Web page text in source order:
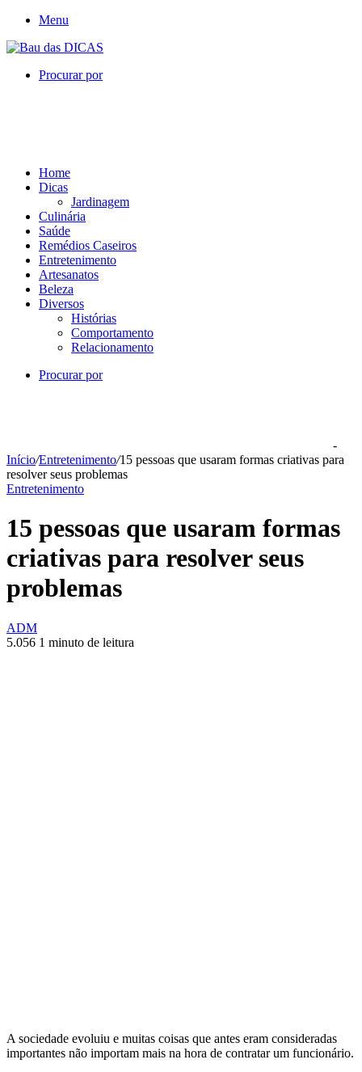
Menu
Procurar por
Home
Dicas
Jardinagem
Culinária
Saúde
Remédios Caseiros
Entretenimento
Artesanatos
Beleza
Diversos
Histórias
Comportamento
Relacionamento
Procurar por
-
Início/Entretenimento/15 pessoas que usaram formas criativas para
resolver seus problemas
Entretenimento
15 pessoas que usaram formas
criativas para resolver seus
problemas
ADM
5.056 1 minuto de leitura
A sociedade evoluiu e muitas coisas que antes eram consideradas
importantes não importam mais na hora de contratar um funcionário.